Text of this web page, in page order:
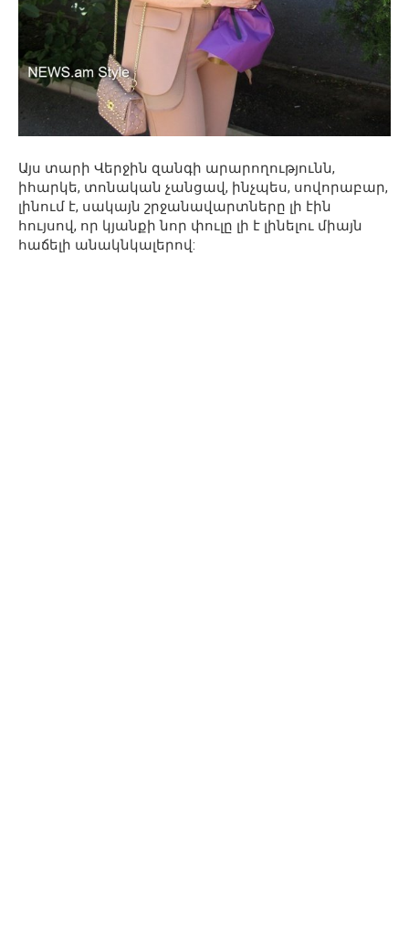
Այս տարի Վերջին զանգի արարողությունն,
իհարկե, տոնական չանցավ, ինչպես, սովորաբար,
լինում է, սակայն շրջանավարտները լի էին
հույսով, որ կյանքի նոր փուլը լի է լինելու միայն
հաճելի անակնկալերով: